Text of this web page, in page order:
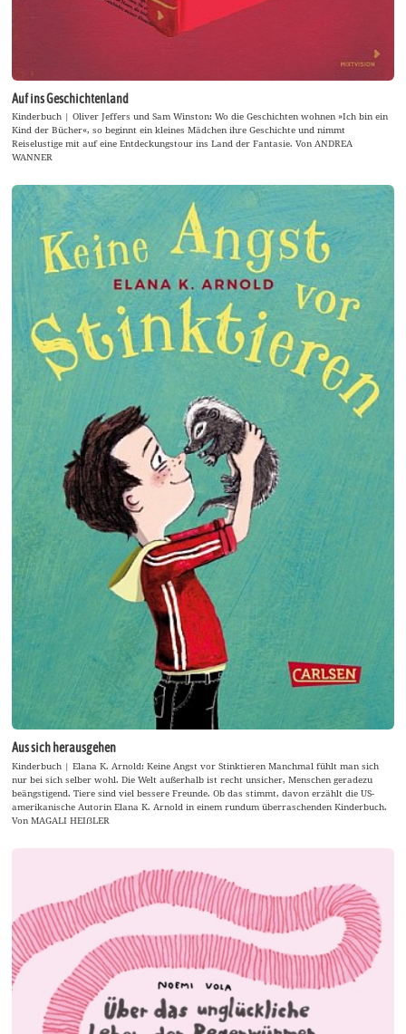
Auf ins Geschichtenland
Kinderbuch | Oliver Jeffers und Sam Winston: Wo die Geschichten wohnen »Ich bin ein
Kind der Bücher«, so beginnt ein kleines Mädchen ihre Geschichte und nimmt
Reiselustige mit auf eine Entdeckungstour ins Land der Fantasie. Von ANDREA
WANNER
Aus sich herausgehen
Kinderbuch | Elana K. Arnold: Keine Angst vor Stinktieren Manchmal fühlt man sich
nur bei sich selber wohl. Die Welt außerhalb ist recht unsicher, Menschen geradezu
beängstigend. Tiere sind viel bessere Freunde. Ob das stimmt, davon erzählt die US-
amerikanische Autorin Elana K. Arnold in einem rundum überraschenden Kinderbuch.
Von MAGALI HEIẞLER